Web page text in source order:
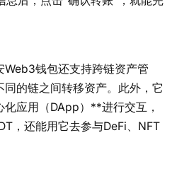
Web3钱包还支持跨链资产管
的链之间转移资产。此外，它
应用（DApp）**进行交互，
，还能用它去参与DeFi、NFT